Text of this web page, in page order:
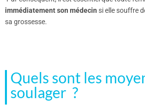
immédiatement son médecin si elle souffre
sa grossesse.
Quels sont les
soulager ?